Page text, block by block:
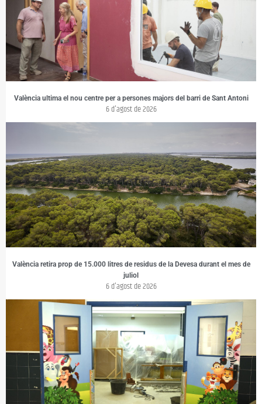
València ultima el nou centre per a persones majors del barri de Sant Antoni
6 d'agost de 2026
València retira prop de 15.000 litres de residus de la Devesa durant el mes de
juliol
6 d'agost de 2026